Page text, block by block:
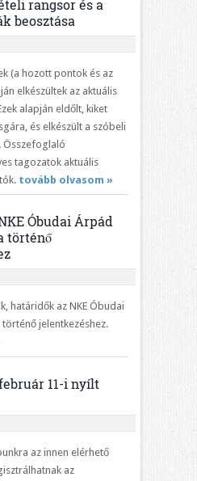
rangsor és a
beosztása
(a hozott pontok és az
elkészültek az aktuális
alapján eldőlt, kiket
és elkészült a szóbeli
Összefoglaló
tagozatok aktuális
tovább olvasom »
Óbudai Árpád
történő
határidők az NKE Óbudai
jelentkezéshez.
11-i nyílt
az innen elérhető
az